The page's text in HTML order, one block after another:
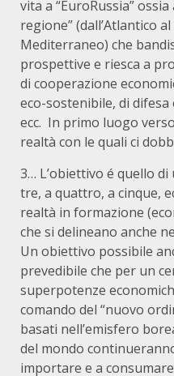
vita a “EuroRussia”
regione” (dall’Atlantico
Mediterraneo) che
prospettive e riesca a
di cooperazione
eco-sostenibile, di
ecc. In primo luogo
realtà con le quali ci
3… L’obiettivo é quello
tre, a quattro, a cinque,
realtà in formazione
che si delineano anche
Un obiettivo possibile
prevedibile che per un
superpotenze
comando del “nuovo
basati nell’emisfero
del mondo
importare e a